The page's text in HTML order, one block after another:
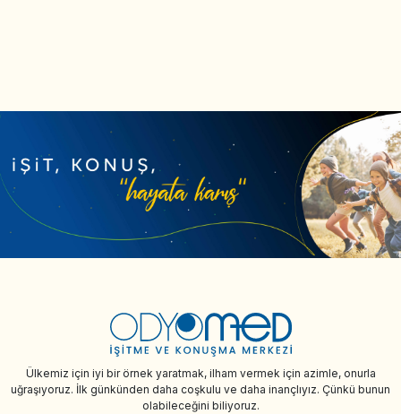
Ülkemiz için iyi bir örnek yaratmak, ilham vermek için azimle, onurla
uğraşıyoruz. İlk günkünden daha coşkulu ve daha inançlıyız. Çünkü bunun
olabileceğini biliyoruz.